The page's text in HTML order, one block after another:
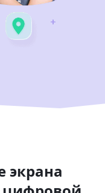
экрана